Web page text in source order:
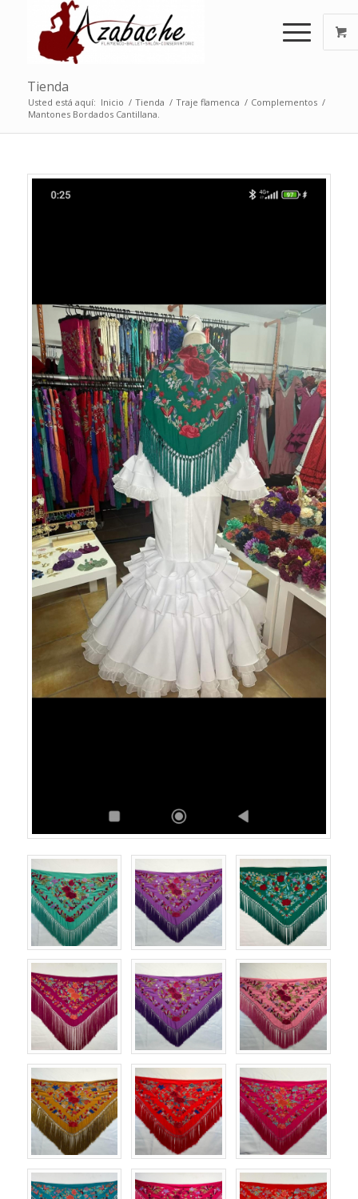
Tienda
Usted está aquí: Inicio / Tienda / Traje flamenca / Complementos /
Mantones Bordados Cantillana.